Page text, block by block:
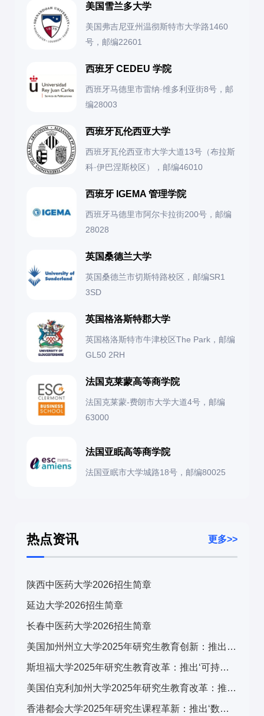
美国雪兰多大学
美国弗吉尼亚州温彻斯特市大学路1460
号，邮编22601
西班牙 CEDEU 学院
西班牙马德里市雷纳·维多利亚街8号，邮
编28003
西班牙瓦伦西亚大学
西班牙瓦伦西亚市大学大道13号（布拉斯
科·伊巴涅斯校区），邮编46010
西班牙 IGEMA 管理学院
西班牙马德里市阿尔卡拉街200号，邮编
28028
英国桑德兰大学
英国桑德兰市切斯特路校区，邮编SR1
3SD
英国格洛斯特郡大学
英国格洛斯特市牛津校区The Park，邮编
GL50 2RH
法国克莱蒙高等商学院
法国克莱蒙-费朗市大学大道4号，邮编
63000
法国亚眠高等商学院
法国亚眠市大学城路18号，邮编80025
热点资讯 更多>>
陕西中医药大学2026招生简章
延边大学2026招生简章
长春中医药大学2026招生简章
美国加州州立大学2025年研究生教育创新：推出‘可持续发展与科技融合’跨学科计划，引发广泛关注
斯坦福大学2025年研究生教育改革：推出‘可持续发展与科技融合’跨学科计划，引发全球关注
美国伯克利加州大学2025年研究生教育改革：推出‘可持续发展与科技融合’交叉培养计划，引发学术界广泛关注
香港都会大学2025年研究生课程革新：推出‘数字转型与可持续发展’跨学科计划，引发广泛关注